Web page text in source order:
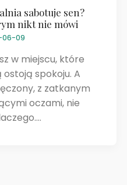
sabotuje sen?
nikt nie mówi
09
w miejscu, które
spokoju. A
z zatkanym
oczami, nie